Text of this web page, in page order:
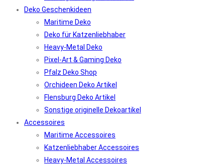
Deko Geschenkideen
Maritime Deko
Deko für Katzenliebhaber
Heavy-Metal Deko
Pixel-Art & Gaming Deko
Pfalz Deko Shop
Orchideen Deko Artikel
Flensburg Deko Artikel
Sonstige originelle Dekoartikel
Accessoires
Maritime Accessoires
Katzenliebhaber Accessoires
Heavy-Metal Accessoires